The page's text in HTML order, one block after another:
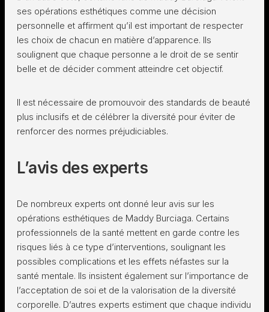
ses opérations esthétiques comme une décision
personnelle et affirment qu’il est important de respecter
les choix de chacun en matière d’apparence. Ils
soulignent que chaque personne a le droit de se sentir
belle et de décider comment atteindre cet objectif.
Il est nécessaire de promouvoir des standards de beauté
plus inclusifs et de célébrer la diversité pour éviter de
renforcer des normes préjudiciables.
L’avis des experts
De nombreux experts ont donné leur avis sur les
opérations esthétiques de Maddy Burciaga. Certains
professionnels de la santé mettent en garde contre les
risques liés à ce type d’interventions, soulignant les
possibles complications et les effets néfastes sur la
santé mentale. Ils insistent également sur l’importance de
l’acceptation de soi et de la valorisation de la diversité
corporelle. D’autres experts estiment que chaque individu